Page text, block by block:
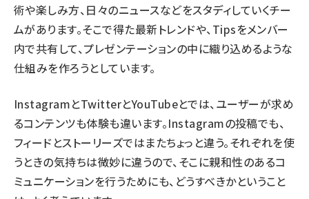
術や楽しみ方、日々のニュースなどをスタディしていくチー
ムがあります。そこで得た最新トレンドや、Tipsをメンバー
内で共有して、プレゼンテーションの中に織り込めるような
仕組みを作ろうとしています。
InstagramとTwitterとYouTubeとでは、ユーザーが求め
るコンテンツも体験も違います。Instagramの投稿でも、
フィードとストーリーズではまたちょっと違う。それぞれを使
うときの気持ちは微妙に違うので、そこに親和性のあるコ
ミュニケーションを行うためにも、どうすべきかということ